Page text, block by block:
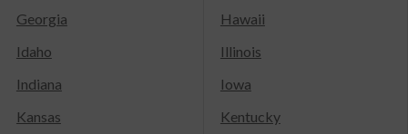
Georgia
Hawaii
Idaho
Illinois
Indiana
Iowa
Kansas
Kentucky